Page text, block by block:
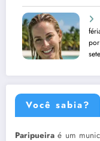
Você sabia?
Paripueira é um